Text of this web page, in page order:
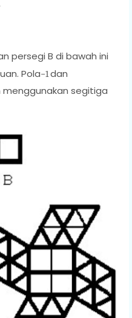
persegi B di bawah ini
Pola−1dan
segitiga